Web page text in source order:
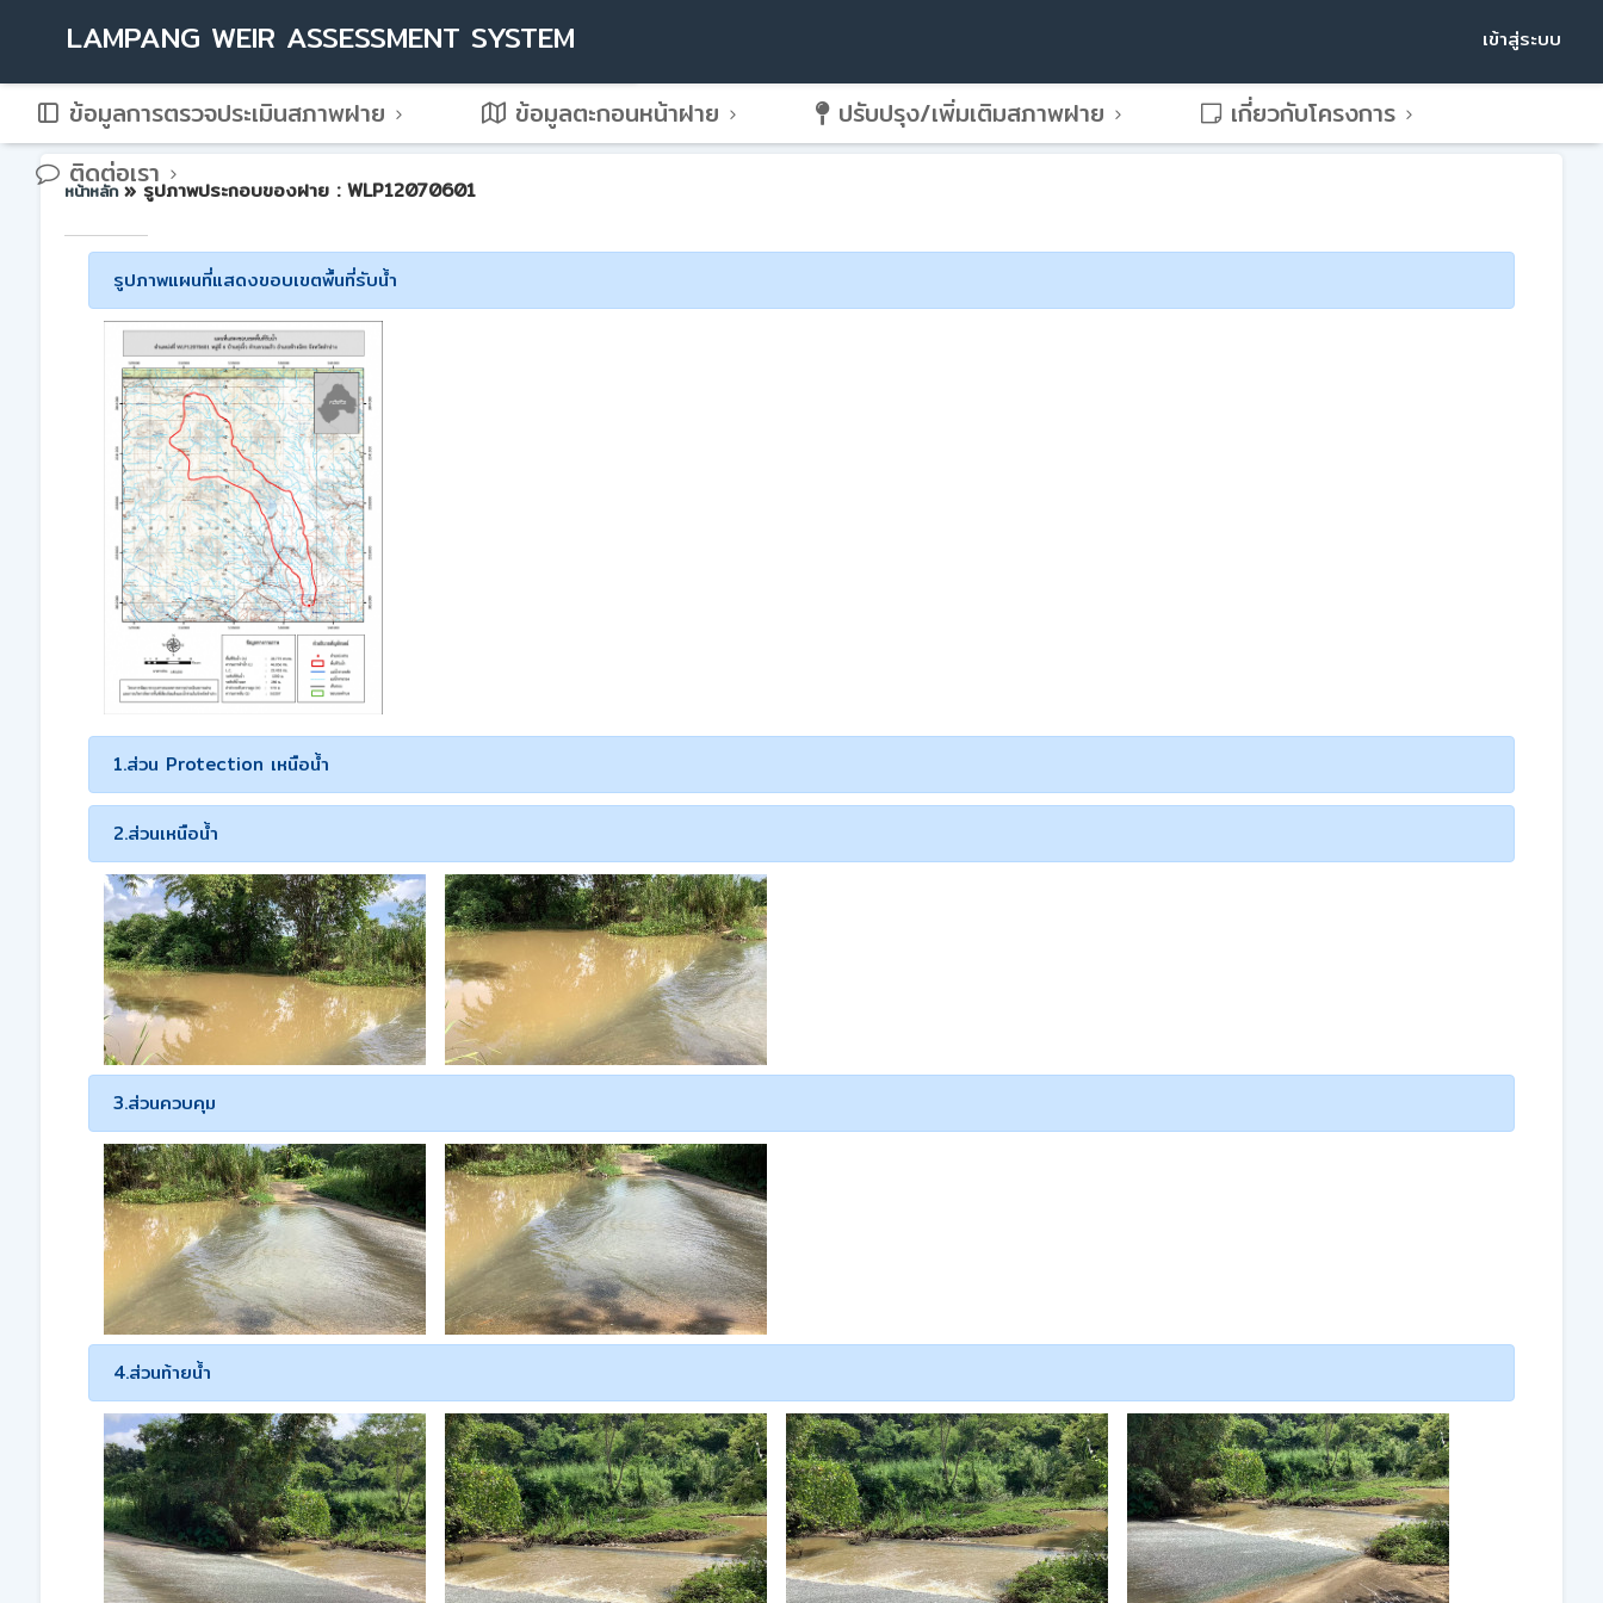
LAMPANG WEIR ASSESSMENT SYSTEM เข้าสู่ระบบ
ข้อมูลการตรวจประเมินสภาพฝาย ข้อมูลตะกอนหน้าฝาย ปรับปรุง/เพิ่มเติมสภาพฝาย
เกี่ยวกับโครงการ
ติดต่อเรา
หน้าหลัก » รูปภาพประกอบของฝาย : WLP12070601
รูปภาพแผนที่แสดงขอบเขตพื้นที่รับน้ำ
1.ส่วน Protection เหนือน้ำ
2.ส่วนเหนือน้ำ
3.ส่วนควบคุม
4.ส่วนท้ายน้ำ